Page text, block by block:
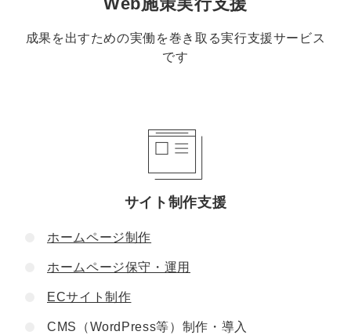
成果を出すための実働を巻き取る実行支援サービス
です
サイト制作支援
ホームページ制作
ホームページ保守・運用
ECサイト制作
CMS（WordPress等）制作・導入